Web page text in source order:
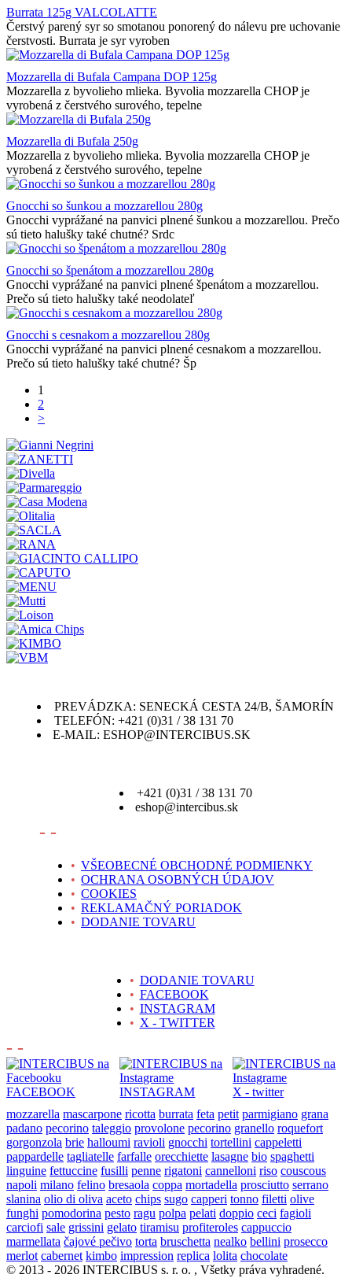
Burrata 125g VALCOLATTE
Čerstvý parený syr so smotanou ponorený do nálevu pre uchovanie
čerstvosti. Burrata je syr vyroben
Mozzarella di Bufala Campana DOP 125g
Mozzarella z byvolieho mlieka. Byvolia mozzarella CHOP je
vyrobená z čerstvého surového, tepelne
Mozzarella di Bufala 250g
Mozzarella z byvolieho mlieka. Byvolia mozzarella CHOP je
vyrobená z čerstvého surového, tepelne
Gnocchi so šunkou a mozzarellou 280g
Gnocchi vyprážané na panvici plnené šunkou a mozzarellou. Prečo
sú tieto halušky také chutné? Srdc
Gnocchi so špenátom a mozzarellou 280g
Gnocchi vyprážané na panvici plnené špenátom a mozzarellou.
Prečo sú tieto halušky také neodolateľ
Gnocchi s cesnakom a mozzarellou 280g
Gnocchi vyprážané na panvici plnené cesnakom a mozzarellou.
Prečo sú tieto halušky také chutné? Šp
1
2
>
PREVÁDZKA: SENECKÁ CESTA 24/B, ŠAMORÍN
TELEFÓN: +421 (0)31 / 38 131 70
E-MAIL: ESHOP@INTERCIBUS.SK
+421 (0)31 / 38 131 70
eshop@intercibus.sk
- -
• VŠEOBECNÉ OBCHODNÉ PODMIENKY
• OCHRANA OSOBNÝCH ÚDAJOV
• COOKIES
• REKLAMAČNÝ PORIADOK
• DODANIE TOVARU
• DODANIE TOVARU
• FACEBOOK
• INSTAGRAM
• X - TWITTER
- -
FACEBOOK INSTAGRAM
X - twitter
mozzarella mascarpone ricotta burrata feta petit parmigiano grana
padano pecorino taleggio provolone pecorino granello roquefort
gorgonzola brie halloumi ravioli gnocchi tortellini cappeletti
pappardelle tagliatelle farfalle orecchiette lasagne bio spaghetti
linguine fettuccine fusilli penne rigatoni cannelloni riso couscous
napoli milano felino bresaola coppa mortadella prosciutto serrano
slanina olio di oliva aceto chips sugo capperi tonno filetti olive
funghi pomodorina pesto ragu polpa pelati doppio ceci fagioli
carciofi sale grissini gelato tiramisu profiteroles cappuccio
marmellata čajové pečivo torta bruschetta nealko bellini prosecco
merlot cabernet kimbo impression replica lolita chocolate
© 2013 - 2026 INTERCIBUS s. r. o. , Všetky práva vyhradené.